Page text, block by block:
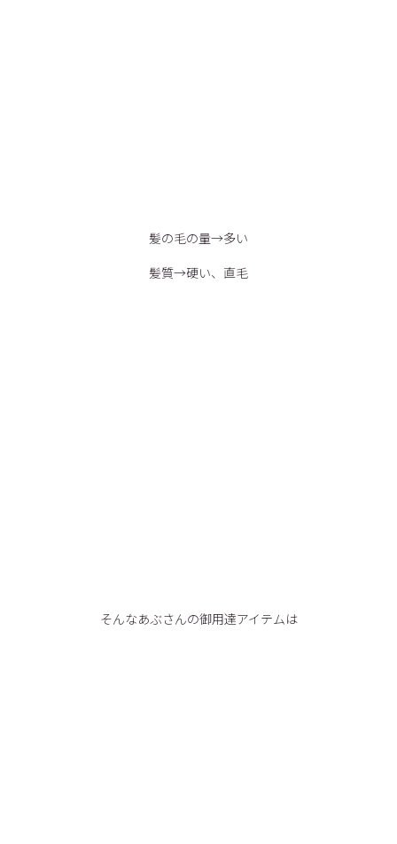
髪の毛の量→多い
髪質→硬い、直毛
そんなあぶさんの御用達アイテムは